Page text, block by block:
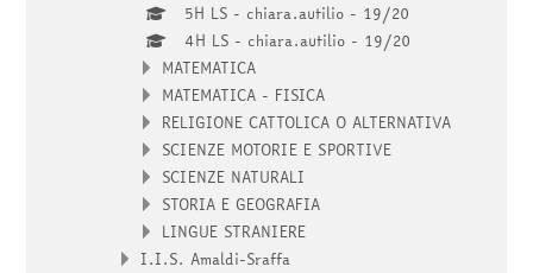
5H LS - chiara.autilio - 19/20
4H LS - chiara.autilio - 19/20
MATEMATICA
MATEMATICA - FISICA
RELIGIONE CATTOLICA O ALTERNATIVA
SCIENZE MOTORIE E SPORTIVE
SCIENZE NATURALI
STORIA E GEOGRAFIA
LINGUE STRANIERE
I.I.S. Amaldi-Sraffa